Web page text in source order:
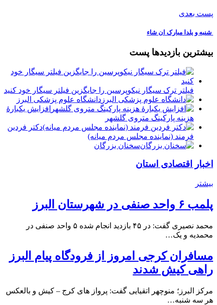
پست بعدی
️ شنبه و یلدا مبارک ان شاء
بیشترین بازدیدها پست
فیلتر ترک سیگار نیکوپرسین را جایگزین فیلتر سیگار خود کنید
دانشگاه علوم پزشکی البرز
افزایش یکبارۀ
هزینه پارکینگ متروی گلشهر
دكتر فردين
فرمند (نماينده مجلس مردم میانه)
سخنان بزرگان
اخبار اقتصادی استان
بیشتر
پلمب ۶ واحد صنفی در شهرستان البرز
محمد نصیری گفت: در ۴۵ بازدید انجام شده ۵ واحد صنفی در
محمدیه و یک…
مسافران کرجی امروز از فرودگاه پیام البرز
راهی کیش شدند
مرکز البرز؛ منوچهر اتقیایی گفت: پرواز های کرج – کیش و بالعکس
هر سه شنبه…